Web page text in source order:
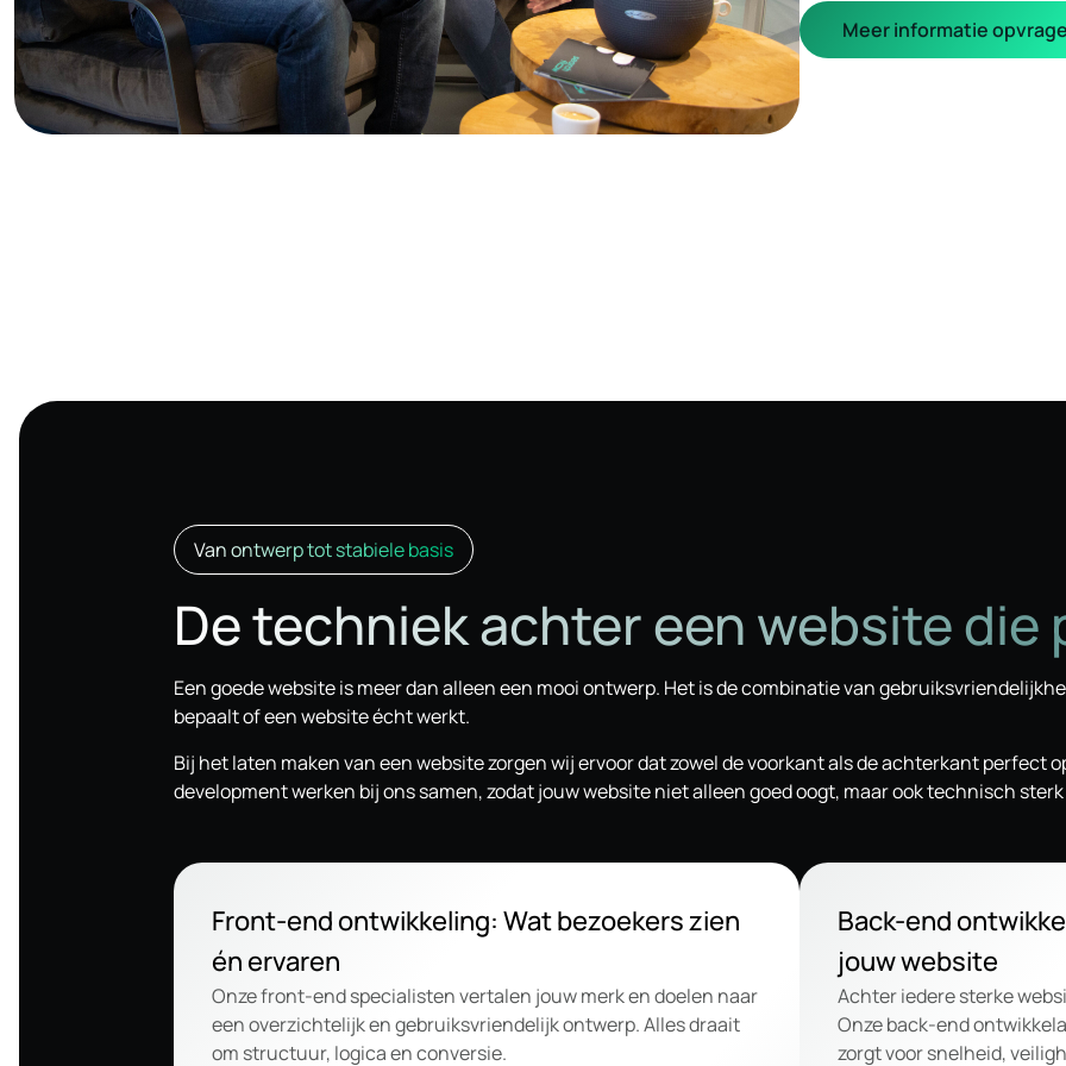
Meer informatie
Van ontwerp tot stabiele basis
De techniek achter een website
Een goede website is meer dan alleen een mooi ontwerp. Het is de combinatie van
bepaalt of een website écht werkt.
Bij het laten maken van een website zorgen wij ervoor dat zowel de voorkant als de achterkant perfect
development werken bij ons samen, zodat jouw website niet alleen goed oogt, maar ook technisch
Front-end ontwikkeling: Wat bezoekers zien
én ervaren
Onze front-end specialisten vertalen jouw merk en doelen naar
een overzichtelijk en gebruiksvriendelijk ontwerp. Alles draait
om structuur, logica en conversie.
Back-end
jouw website
Achter iedere sterke
Onze back-end
zorgt voor snelheid,